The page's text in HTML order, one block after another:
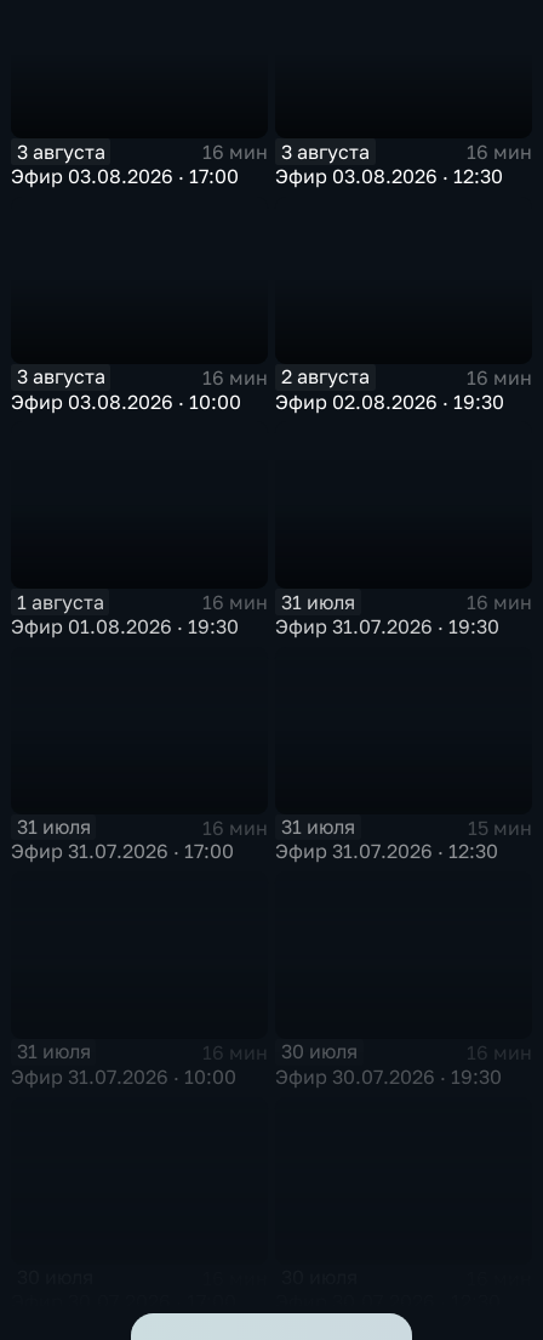
3 августа
16 мин
Эфир 03.08.2026 · 17:00
3 августа
16 мин
Эфир 03.08.2026 · 12:30
3 августа
16 мин
Эфир 03.08.2026 · 10:00
2 августа
16 мин
Эфир 02.08.2026 · 19:30
1 августа
16 мин
Эфир 01.08.2026 · 19:30
31 июля
16 мин
Эфир 31.07.2026 · 19:30
31 июля
16 мин
Эфир 31.07.2026 · 17:00
31 июля
15 мин
Эфир 31.07.2026 · 12:30
31 июля
16 мин
Эфир 31.07.2026 · 10:00
30 июля
16 мин
Эфир 30.07.2026 · 19:30